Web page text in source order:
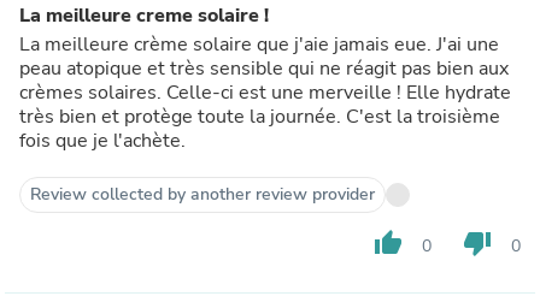
La meilleure creme solaire !
La meilleure crème solaire que j'aie jamais eue. J'ai une
peau atopique et très sensible qui ne réagit pas bien aux
crèmes solaires. Celle-ci est une merveille ! Elle hydrate
très bien et protège toute la journée. C'est la troisième
fois que je l'achète.
Review collected by another review provider
thumb_up 0 thumb_down 0